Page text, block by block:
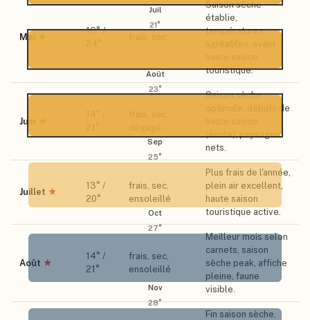
Juil
21 °
Août
23°
Sep
25°
Oct
27°
Nov
28°
Mai
16° /
Saison sèche
établie,
températures
touristique.
Juin
Saison sèche
optimale, débuts de
(école), paysages
nets.
Juillet ★
13° /
20°
frais, sec,
ensoleillé
Plus frais de l'année,
plein air excellent,
haute saison
touristique active.
Août ★
14° /
21 °
frais, sec,
ensoleillé
Meilleur mois selon
carnets, saison
sèche peak, affiche
pleine, faune
visible.
Fin saison sèche,